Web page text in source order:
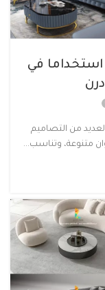
الأكثر استخداما في
من التصاميم
متنوعة، وتناسب...